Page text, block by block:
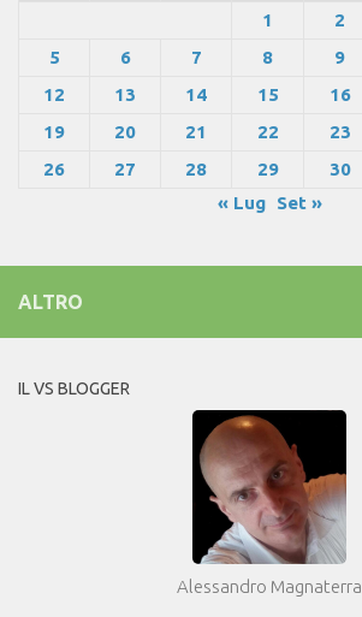
1
2
5
6 7 8 9
12
13 14 15 16
19
20 21 22 23
26
27 28 29 30
« Lug
Set »
ALTRO
IL VS BLOGGER
Alessandro Magnaterra